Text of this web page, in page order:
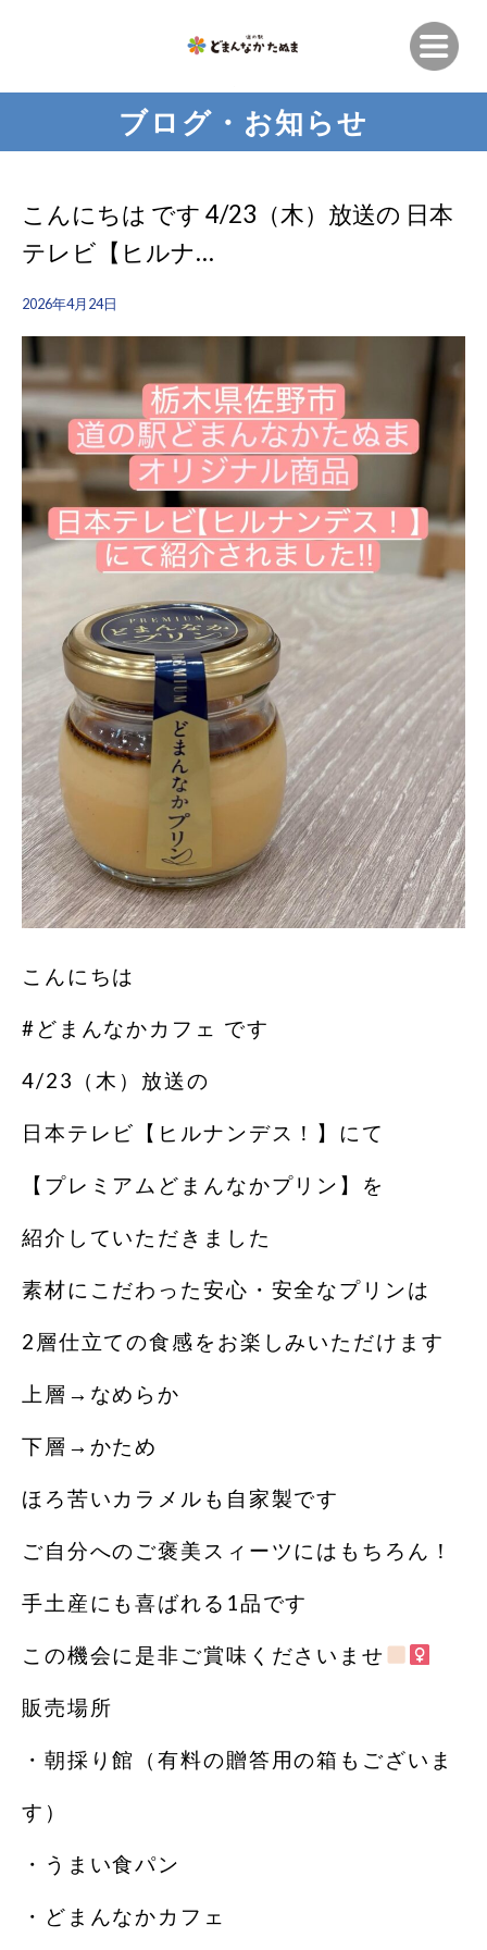
ブログ・お知らせ
こんにちは です️ 4/23（木）放送の 日本
テレビ【ヒルナ…
2026年4月24日
こんにちは
#どまんなかカフェ です️
4/23（木）放送の
日本テレビ【ヒルナンデス！】にて
【プレミアムどまんなかプリン】を
紹介していただきました
素材にこだわった安心・安全なプリンは
2層仕立ての食感をお楽しみいただけます
上層→なめらか
下層→かため
ほろ苦いカラメルも自家製です
ご自分へのご褒美スィーツにはもちろん！
手土産にも喜ばれる1品です
この機会に是非ご賞味くださいませ
販売場所
・朝採り館（有料の贈答用の箱もございま
す）
・うまい食パン
・どまんなかカフェ